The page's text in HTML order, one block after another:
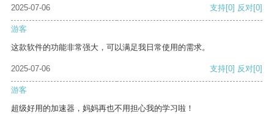
2025-07-06 支持[0] 反对[0]
游客
这款软件的功能非常强大，可以满足我日常使用的需求。
2025-07-06 支持[0] 反对[0]
游客
超级好用的加速器，妈妈再也不用担心我的学习啦！